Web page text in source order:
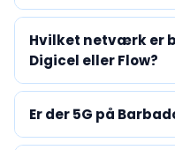
Hvilket netværk er
Digicel eller Flow?
Er der 5G på